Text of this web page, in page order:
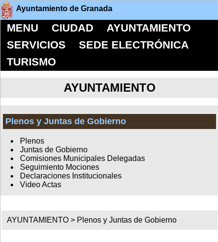
Ayuntamiento de Granada
MENU CIUDAD
AYUNTAMIENTO
SERVICIOS
SEDE ELECTRÓNICA
TURISMO
AYUNTAMIENTO
Plenos y Juntas de Gobierno
Plenos
Juntas de Gobierno
Comisiones Municipales Delegadas
Seguimiento Mociones
Declaraciones Institucionales
Video Actas
AYUNTAMIENTO > Plenos y Juntas de Gobierno